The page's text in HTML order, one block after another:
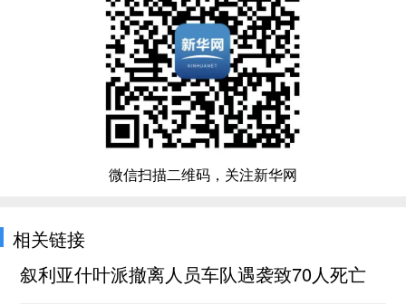
微信扫描二维码，关注新华网
相关链接
叙利亚什叶派撤离人员车队遇袭致70人死亡